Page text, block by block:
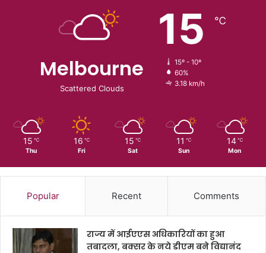
Melbourne
Scattered Clouds
15 ℃
15º - 10º
60%
3.18 km/h
15 ℃
Thu
16 ℃
Fri
15 ℃
Sat
11 ℃
Sun
14 ℃
Mon
Popular Recent Comments
राज्य में आईएएस अधिकारियों का हुआ
तबादला, बक्सर के नये डीएम बने विद्यानंद